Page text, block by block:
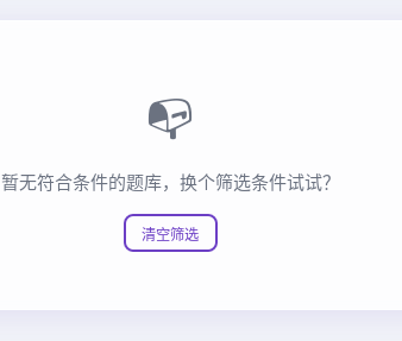
📭
暂无符合条件的题库，换个筛选条件试试？
清空筛选